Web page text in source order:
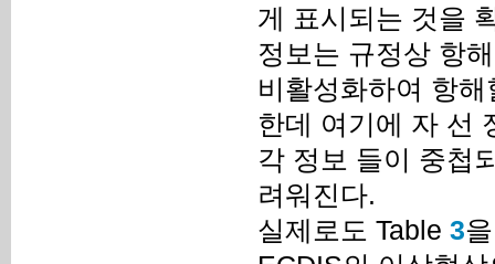
게 표시되는 것을
정보는 규정상 항
비활성화하여 항
한데 여기에 자 선
각 정보 들이 중첩
려워진다.
실제로도 Table 3